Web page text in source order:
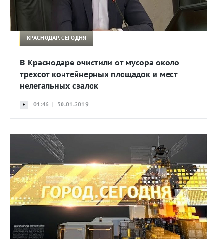
КРАСНОДАР. СЕГОДНЯ
В Краснодаре очистили от мусора около
трехсот контейнерных площадок и мест
нелегальных свалок
01:46 | 30.01.2019